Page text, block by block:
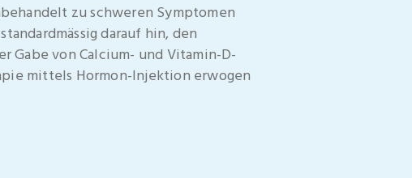
zu schweren Symptomen
darauf hin, den
Gabe von Calcium- und Vitamin-D-
mittels Hormon-Injektion erwogen